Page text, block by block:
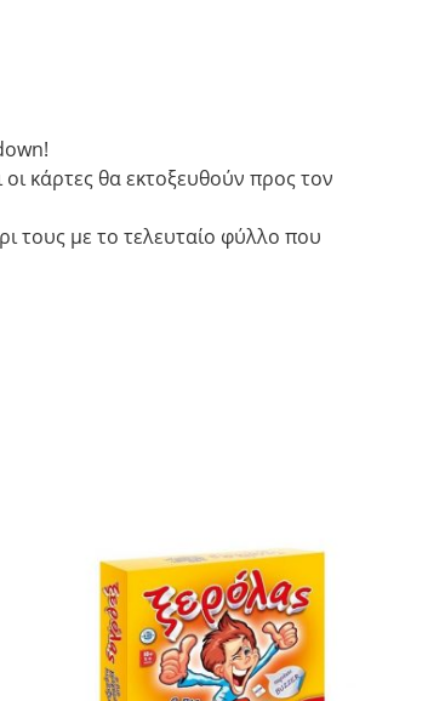
κάρτες θα εκτοξευθούν προς τον
τους με το τελευταίο φύλλο που